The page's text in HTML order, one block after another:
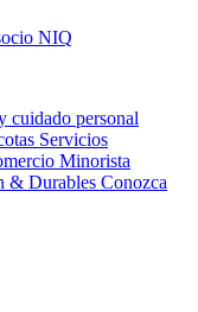
NIQ
cuidado personal
Servicios
Minorista
& Durables Conozca